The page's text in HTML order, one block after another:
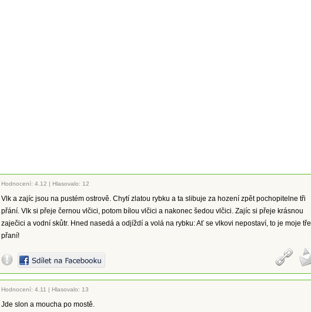
Hodnocení: 4.12 | Hlasovalo: 12
Vlk a zajíc jsou na pustém ostrově. Chytí zlatou rybku a ta slibuje za hození zpět pochopitelne tři
přání. Vlk si přeje černou vlčici, potom bílou vlčici a nakonec šedou vlčici. Zajíc si přeje krásnou
zaječici a vodní skůtr. Hned nasedá a odjíždí a volá na rybku: Ať se vlkovi nepostaví, to je moje
přaní!
Hodnocení: 4.11 | Hlasovalo: 13
Jde slon a moucha po mostě.